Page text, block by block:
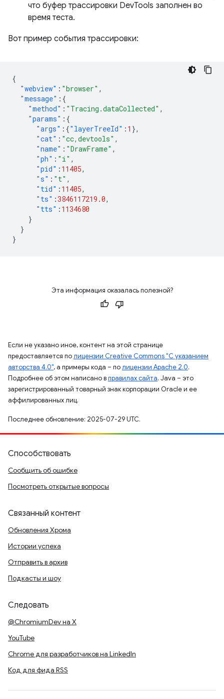
что буфер трассировки DevTools заполнен во
время теста.
Вот пример события трассировки:
{
"webview" : "browser" ,
"message" :{
"method" : "Tracing.dataCollected" ,
"params" :{
"args" :{"layerTreeId" : 1 },
"cat" : "cc,devtools" ,
"name" : "DrawFrame" ,
"ph" : "i" ,
"pid" : 11405,
"s" : "t" ,
"tid" : 11405,
"ts" :3846117219.0,
"tts" : 1134680
}
}
}
Эта информация оказалась полезной?
Если не указано иное, контент на этой странице
предоставляется полицензии Creative Commons "С указанием
авторства 4.0", а примеры кода – полицензии Apache 2.0.
Подробнее об этом написано вправилах сайта. Java – это
зарегистрированный товарный знак корпорации Oracle и ее
аффилированных лиц.
Последнее обновление: 2025-07-29 UTC.
Способствовать
Сообщить об ошибке
Посмотреть открытые вопросы
Связанный контент
Обновления Хрома
Истории успеха
Отправить в архив
Подкасты и шоу
Следовать
@ChromiumDev на X
YouTube
Chrome для разработчиков на LinkedIn
Код для фида RSS